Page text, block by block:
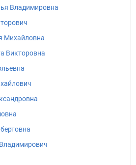
Владимировна
Михайловна
Викторовна